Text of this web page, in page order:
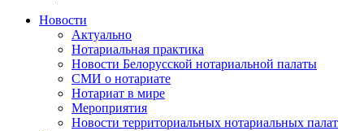
Новости
Актуально
Нотариальная практика
Новости Белорусской нотариальной палаты
СМИ о нотариате
Нотариат в мире
Мероприятия
Новости территориальных нотариальных палат